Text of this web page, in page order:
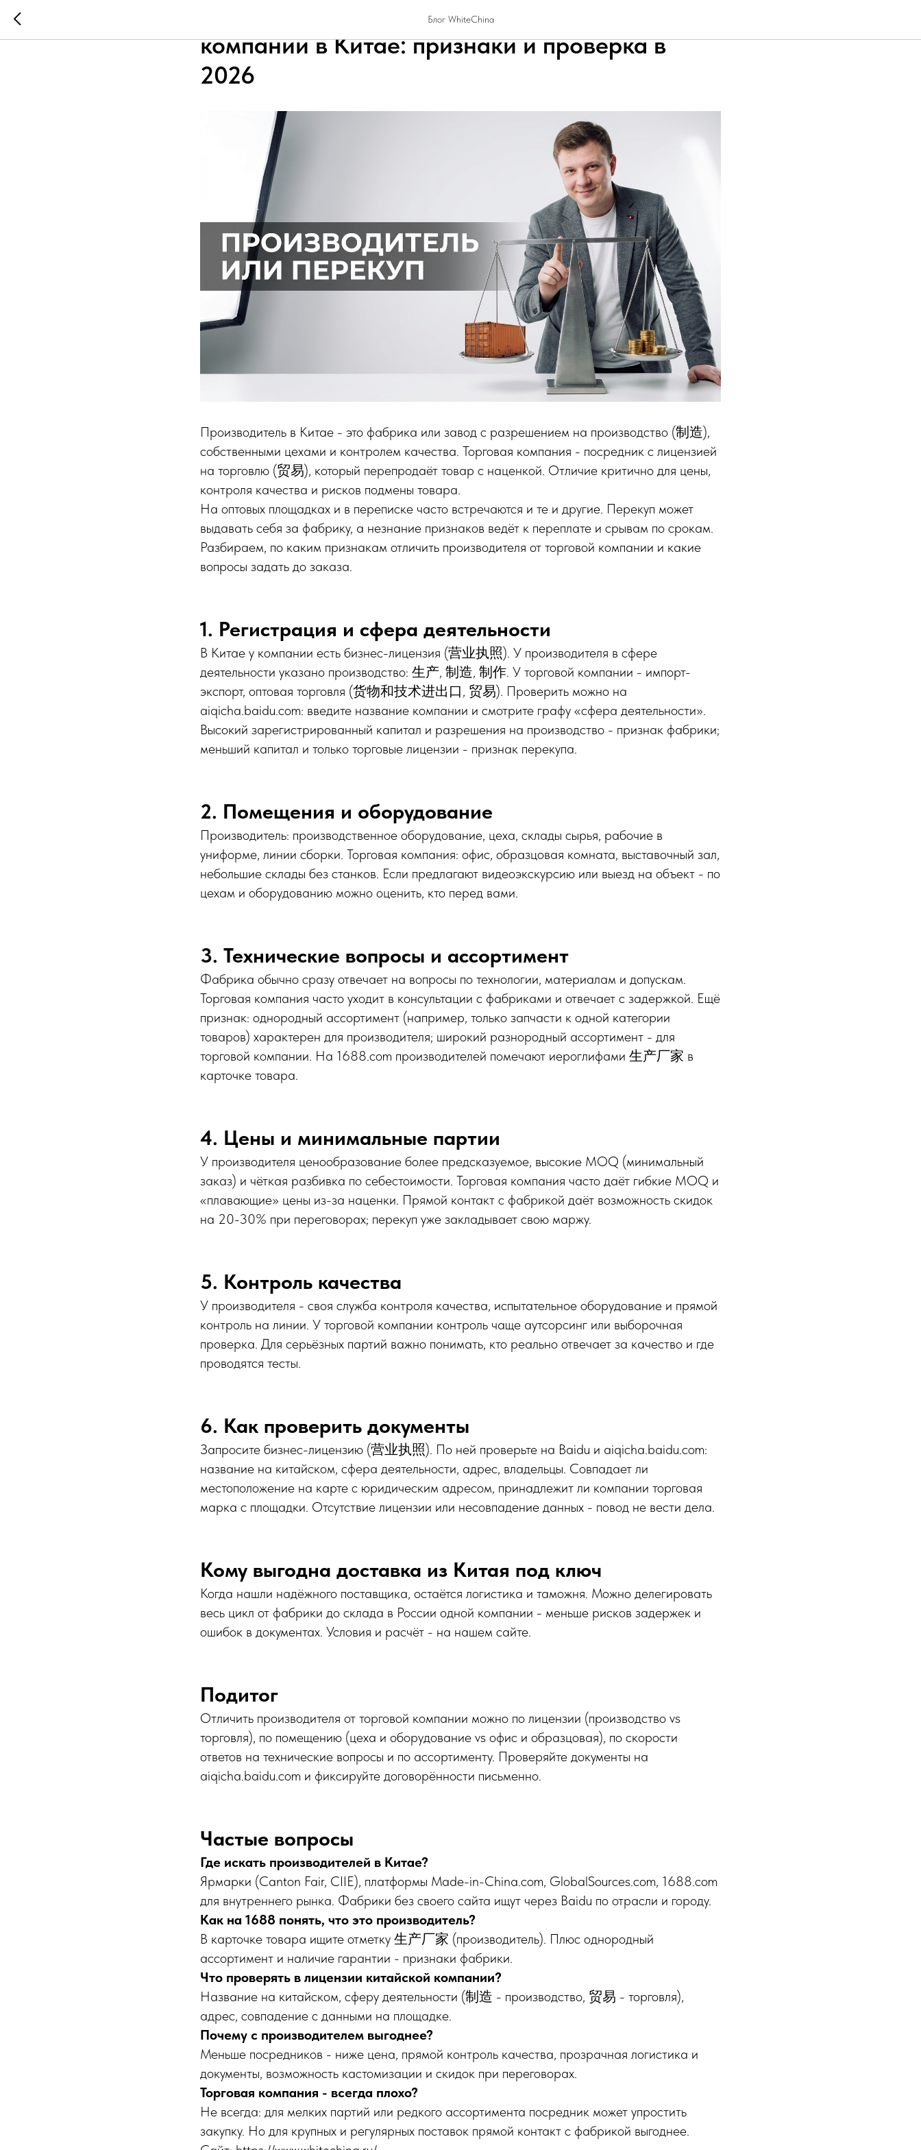
Блог WhiteChina
Как отличить производителя от торговой
компании в Китае: признаки и проверка в
2026
Производитель в Китае - это фабрика или завод с разрешением на производство (制造),
собственными цехами и контролем качества. Торговая компания - посредник с лицензией
на торговлю (贸易), который перепродаёт товар с наценкой. Отличие критично для цены,
контроля качества и рисков подмены товара.
На оптовых площадках и в переписке часто встречаются и те и другие. Перекуп может
выдавать себя за фабрику, а незнание признаков ведёт к переплате и срывам по срокам.
Разбираем, по каким признакам отличить производителя от торговой компании и какие
вопросы задать до заказа.
1. Регистрация и сфера деятельности
В Китае у компании есть бизнес-лицензия (营业执照). У производителя в сфере
деятельности указано производство: 生产, 制造, 制作. У торговой компании - импорт-
экспорт, оптовая торговля (货物和技术进出口, 贸易). Проверить можно на
aiqicha.baidu.com: введите название компании и смотрите графу «сфера деятельности».
Высокий зарегистрированный капитал и разрешения на производство - признак фабрики;
меньший капитал и только торговые лицензии - признак перекупа.
2. Помещения и оборудование
Производитель: производственное оборудование, цеха, склады сырья, рабочие в
униформе, линии сборки. Торговая компания: офис, образцовая комната, выставочный зал,
небольшие склады без станков. Если предлагают видеоэкскурсию или выезд на объект - по
цехам и оборудованию можно оценить, кто перед вами.
3. Технические вопросы и ассортимент
Фабрика обычно сразу отвечает на вопросы по технологии, материалам и допускам.
Торговая компания часто уходит в консультации с фабриками и отвечает с задержкой. Ещё
признак: однородный ассортимент (например, только запчасти к одной категории
товаров) характерен для производителя; широкий разнородный ассортимент - для
торговой компании. На 1688.com производителей помечают иероглифами 生产厂家 в
карточке товара.
4. Цены и минимальные партии
У производителя ценообразование более предсказуемое, высокие MOQ (минимальный
заказ) и чёткая разбивка по себестоимости. Торговая компания часто даёт гибкие MOQ и
«плавающие» цены из-за наценки. Прямой контакт с фабрикой даёт возможность скидок
на 20-30% при переговорах; перекуп уже закладывает свою маржу.
5. Контроль качества
У производителя - своя служба контроля качества, испытательное оборудование и прямой
контроль на линии. У торговой компании контроль чаще аутсорсинг или выборочная
проверка. Для серьёзных партий важно понимать, кто реально отвечает за качество и где
проводятся тесты.
6. Как проверить документы
Запросите бизнес-лицензию (营业执照). По ней проверьте на Baidu и aiqicha.baidu.com:
название на китайском, сфера деятельности, адрес, владельцы. Совпадает ли
местоположение на карте с юридическим адресом, принадлежит ли компании торговая
марка с площадки. Отсутствие лицензии или несовпадение данных - повод не вести дела.
Кому выгодна доставка из Китая под ключ
Когда нашли надёжного поставщика, остаётся логистика и таможня. Можно делегировать
весь цикл от фабрики до склада в России одной компании - меньше рисков задержек и
ошибок в документах. Условия и расчёт - на нашем сайте.
Подитог
Отличить производителя от торговой компании можно по лицензии (производство vs
торговля), по помещению (цеха и оборудование vs офис и образцовая), по скорости
ответов на технические вопросы и по ассортименту. Проверяйте документы на
aiqicha.baidu.com и фиксируйте договорённости письменно.
Частые вопросы
Где искать производителей в Китае?
Ярмарки (Canton Fair, CIIE), платформы Made-in-China.com, GlobalSources.com, 1688.com
для внутреннего рынка. Фабрики без своего сайта ищут через Baidu по отрасли и городу.
Как на 1688 понять, что это производитель?
В карточке товара ищите отметку 生产厂家 (производитель). Плюс однородный
ассортимент и наличие гарантии - признаки фабрики.
Что проверять в лицензии китайской компании?
Название на китайском, сферу деятельности (制造 - производство, 贸易 - торговля),
адрес, совпадение с данными на площадке.
Почему с производителем выгоднее?
Меньше посредников - ниже цена, прямой контроль качества, прозрачная логистика и
документы, возможность кастомизации и скидок при переговорах.
Торговая компания - всегда плохо?
Не всегда: для мелких партий или редкого ассортимента посредник может упростить
закупку. Но для крупных и регулярных поставок прямой контакт с фабрикой выгоднее.